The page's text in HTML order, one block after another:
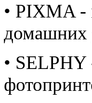
• PIXMA -
домашних
•